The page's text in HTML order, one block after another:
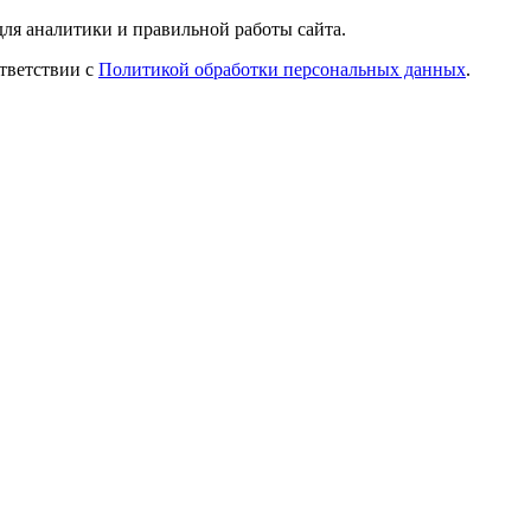
аналитики и правильной работы сайта.
с Политикой обработки персональных данных.